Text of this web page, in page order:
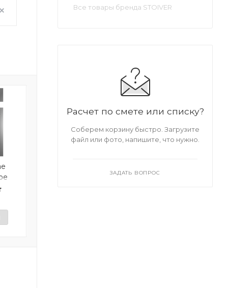
широкий 480 мм
Все товары бренда STOIVER
Расчет по смете или списку?
Соберем корзину быстро. Загрузите
файл или фото, напишите, что нужно.
ЗАДАТЬ ВОПРОС